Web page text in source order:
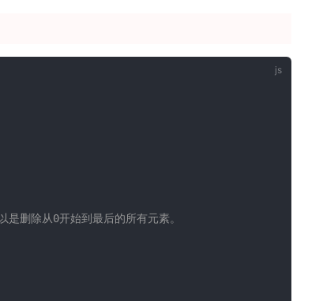
除从0开始到最后的所有元素。